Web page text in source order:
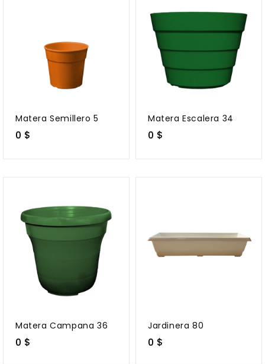
Matera Semillero 5
0 $
Matera Escalera 34
0 $
Matera Campana 36
0 $
Jardinera 80
0 $